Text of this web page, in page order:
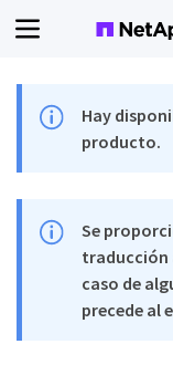
Hay
producto.
Se
traducción
caso de
precede al